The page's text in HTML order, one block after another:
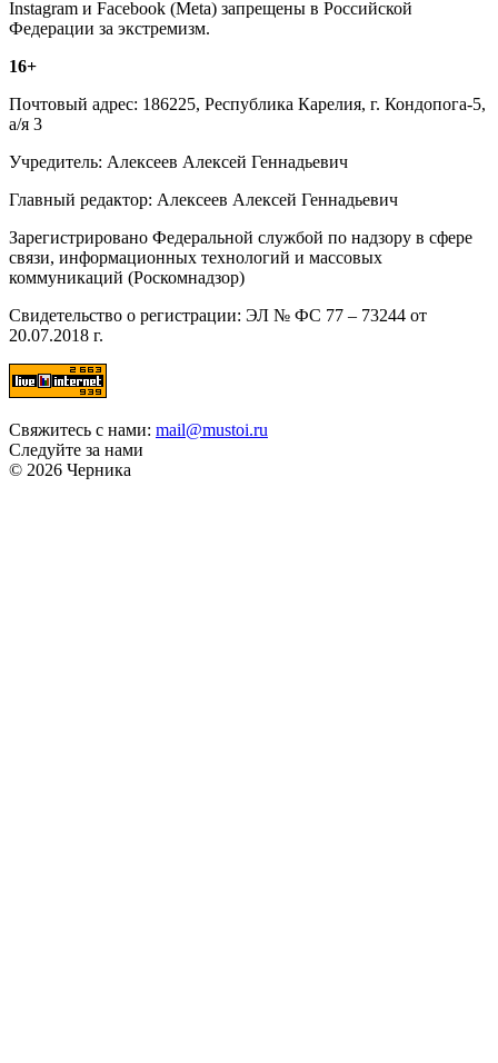
Instagram и Facebook (Metа) запрещены в Российской
Федерации за экстремизм.
16+
Почтовый адрес: 186225, Республика Карелия, г. Кондопога-5,
а/я 3
Учредитель: Алексеев Алексей Геннадьевич
Главный редактор: Алексеев Алексей Геннадьевич
Зарегистрировано Федеральной службой по надзору в сфере
связи, информационных технологий и массовых
коммуникаций (Роскомнадзор)
Свидетельство о регистрации: ЭЛ № ФС 77 – 73244 от
20.07.2018 г.
Свяжитесь с нами: mail@mustoi.ru
Следуйте за нами
© 2026 Черника